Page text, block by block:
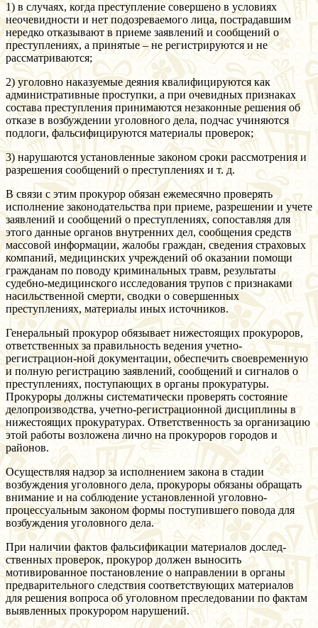
1) в случаях, когда преступление совершено в условиях
неочевидности и нет подозреваемого лица, пострадавшим
нередко отказывают в приеме заявлений и сообщений о
преступлениях, а принятые – не регистрируются и не
рассматриваются;
2) уголовно наказуемые деяния квалифицируются как
административные проступки, а при очевидных признаках
состава преступления принимаются незаконные решения об
отказе в возбуждении уголовного дела, подчас учиняются
подлоги, фальсифицируются материалы проверок;
3) нарушаются установленные законом сроки рассмотрения и
разрешения сообщений о преступлениях и т. д.
В связи с этим прокурор обязан ежемесячно проверять
исполнение законодательства при приеме, разрешении и учете
заявлений и сообщений о преступлениях, сопоставляя для
этого данные органов внутренних дел, сообщения средств
массовой информации, жалобы граждан, сведения страховых
компаний, медицинских учреждений об оказании помощи
гражданам по поводу криминальных травм, результаты
судебно-медицинского исследования трупов с признаками
насильственной смерти, сводки о совершенных
преступлениях, материалы иных источников.
Генеральный прокурор обязывает нижестоящих прокуроров,
ответственных за правильность ведения учетно-
регистрацион-ной документации, обеспечить своевременную
и полную регистрацию заявлений, сообщений и сигналов о
преступлениях, поступающих в органы прокуратуры.
Прокуроры должны систематически проверять состояние
делопроизводства, учетно-регистрационной дисциплины в
нижестоящих прокуратурах. Ответственность за организацию
этой работы возложена лично на прокуроров городов и
районов.
Осуществляя надзор за исполнением закона в стадии
возбуждения уголовного дела, прокуроры обязаны обращать
внимание и на соблюдение установленной уголовно-
процессуальным законом формы поступившего повода для
возбуждения уголовного дела.
При наличии фактов фальсификации материалов дослед-
ственных проверок, прокурор должен выносить
мотивированное постановление о направлении в органы
предварительного следствия соответствующих материалов
для решения вопроса об уголовном преследовании по фактам
выявленных прокурором нарушений.